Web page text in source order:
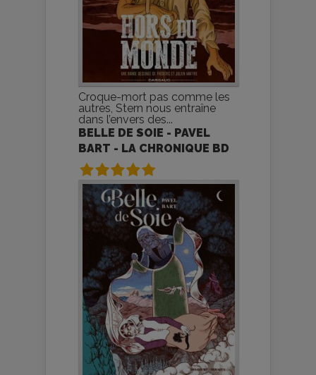
Croque-mort pas comme les
autres, Stern nous entraîne
dans l’envers des...
BELLE DE SOIE - PAVEL
BART - LA CHRONIQUE BD